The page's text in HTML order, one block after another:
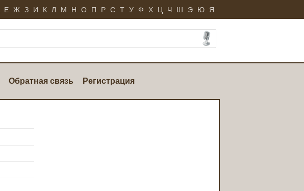
Е Ж З И К Л М Н О П Р С Т У Ф Х Ц Ч Ш Э Ю Я
Обратная связь Регистрация